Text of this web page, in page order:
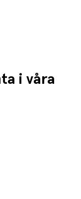
i våra